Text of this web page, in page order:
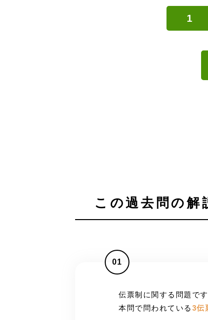
1
この過去問の解
01
伝票制に関する問題です
本問で問われている 3伝